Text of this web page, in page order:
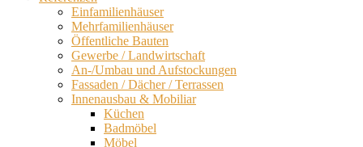
Einfamilienhäuser
Mehrfamilienhäuser
Öffentliche Bauten
Gewerbe / Landwirtschaft
An-/Umbau und Aufstockungen
Fassaden / Dächer / Terrassen
Innenausbau & Mobiliar
Küchen
Badmöbel
Möbel